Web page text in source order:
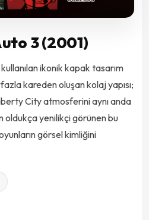
3 (2001)
ikonik kapak tasarım
kareden oluşan kolaj yapısı;
City atmosferini aynı anda
oldukça yenilikçi görünen bu
görsel kimliğini